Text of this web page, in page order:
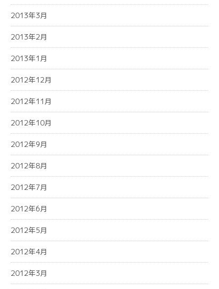
2013年3月
2013年2月
2013年1月
2012年12月
2012年11月
2012年10月
2012年9月
2012年8月
2012年7月
2012年6月
2012年5月
2012年4月
2012年3月